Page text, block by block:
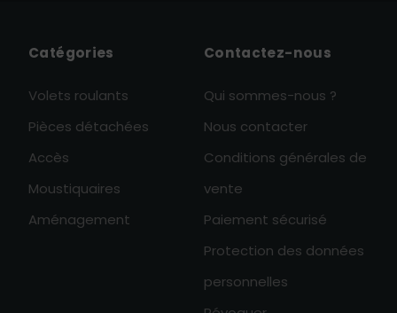
Catégories
Volets roulants
Pièces détachées
Accès
Moustiquaires
Aménagement
Contactez-nous
Qui sommes-nous ?
Nous contacter
Conditions générales de
vente
Paiement sécurisé
Protection des données
personnelles